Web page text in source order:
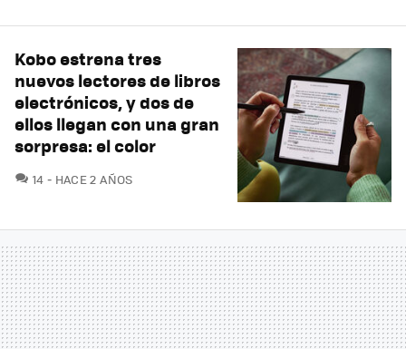
Kobo estrena tres
nuevos lectores de libros
electrónicos, y dos de
ellos llegan con una gran
sorpresa: el color
14 COMENTARIOS
HACE 2 AÑOS